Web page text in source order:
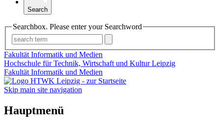
Search
Searchbox. Please enter your Searchword
Fakultät Informatik und Medien
Hochschule für Technik, Wirtschaft und Kultur Leipzig
Fakultät Informatik und Medien
Skip main site navigation
Hauptmenü